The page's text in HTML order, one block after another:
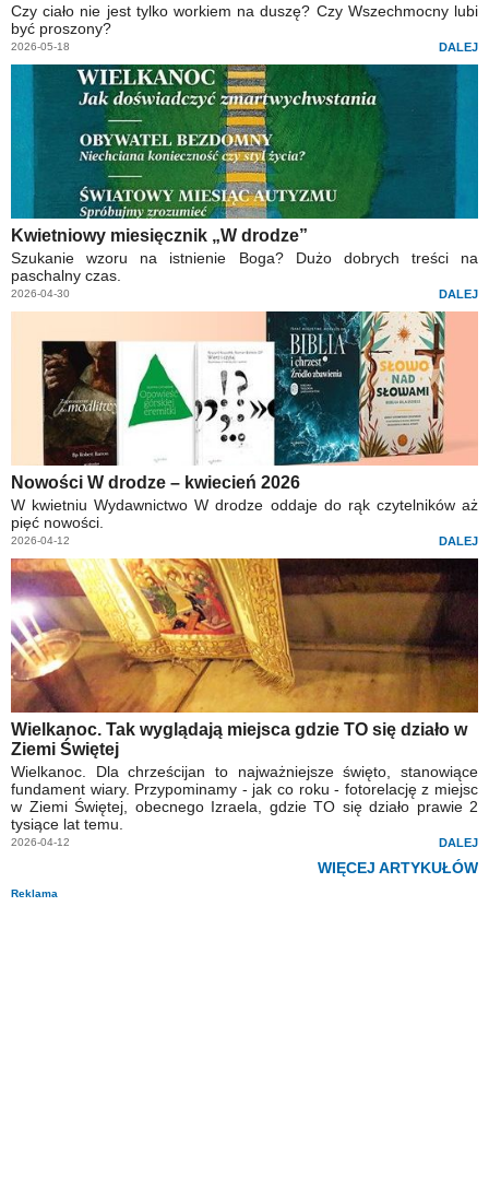
Czy ciało nie jest tylko workiem na duszę? Czy Wszechmocny lubi
być proszony?
2026-05-18 DALEJ
Kwietniowy miesięcznik „W drodze”
Szukanie wzoru na istnienie Boga? Dużo dobrych treści na
paschalny czas.
2026-04-30 DALEJ
Nowości W drodze – kwiecień 2026
W kwietniu Wydawnictwo W drodze oddaje do rąk czytelników aż
pięć nowości.
2026-04-12 DALEJ
Wielkanoc. Tak wyglądają miejsca gdzie TO się działo w
Ziemi Świętej
Wielkanoc. Dla chrześcijan to najważniejsze święto, stanowiące
fundament wiary. Przypominamy - jak co roku - fotorelację z miejsc
w Ziemi Świętej, obecnego Izraela, gdzie TO się działo prawie 2
tysiące lat temu.
2026-04-12 DALEJ
WIĘCEJ ARTYKUŁÓW
Reklama